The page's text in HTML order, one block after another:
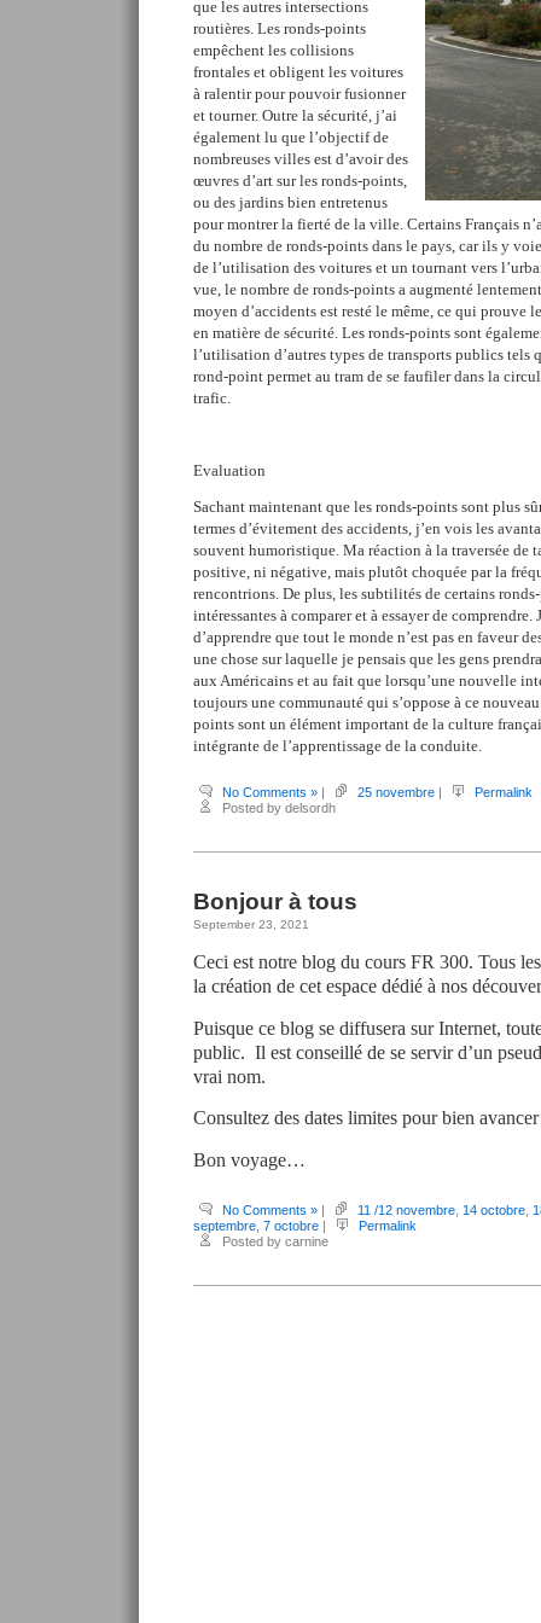
que les autres intersections
routières. Les ronds-points
empêchent les collisions
frontales et obligent les voitures
à ralentir pour pouvoir fusionner
et tourner. Outre la sécurité, j’ai
également lu que l’objectif de
nombreuses villes est d’avoir des
œuvres d’art sur les ronds-points,
ou des jardins bien entretenus
pour montrer la fierté de la ville. Certains Français
du nombre de ronds-points dans le pays, car ils y
de l’utilisation des voitures et un tournant vers
vue, le nombre de ronds-points a augmenté
moyen d’accidents est resté le même, ce qui prouve
en matière de sécurité. Les ronds-points sont
l’utilisation d’autres types de transports publics tels
rond-point permet au tram de se faufiler dans la
trafic.
Evaluation
Sachant maintenant que les ronds-points sont plus
termes d’évitement des accidents, j’en vois les
souvent humoristique. Ma réaction à la traversée de
positive, ni négative, mais plutôt choquée par la
rencontrions. De plus, les subtilités de certains
intéressantes à comparer et à essayer de comprendre.
d’apprendre que tout le monde n’est pas en faveur
une chose sur laquelle je pensais que les gens
aux Américains et au fait que lorsqu’une nouvelle
toujours une communauté qui s’oppose à ce
points sont un élément important de la culture
intégrante de l’apprentissage de la conduite.
No Comments » | 25 novembre |
Permalink
Posted by delsordh
Bonjour à tous
September 23, 2021
Ceci est notre blog du cours FR 300. Tous
la création de cet espace dédié à nos
Puisque ce blog se diffusera sur Internet,
public. Il est conseillé de se servir d’un
vrai nom.
Consultez des dates limites pour bien
Bon voyage…
No Comments » | 11 /12 novembre 14 octobre
septembre 7 octobre |
Permalink
Posted by carnine